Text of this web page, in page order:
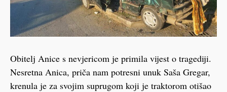
Obitelj Anice s nevjericom je primila vijest o tragediji.
Nesretna Anica, priča nam potresni unuk Saša Gregar,
krenula je za svojim suprugom koji je traktorom otišao